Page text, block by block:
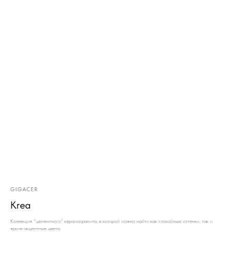
GIGACER
Krea
Коллекция "цементного" керамогранита, в которой можно найти как спокойные оттенки, так и
яркие акцентные цвета.